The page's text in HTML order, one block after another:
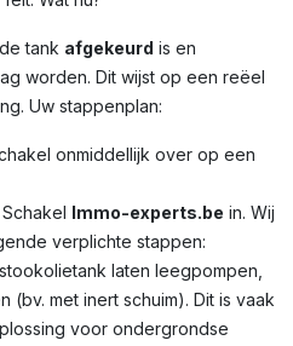
tank afgekeurd is en
worden. Dit wijst op een reëel
Uw stappenplan:
onmiddellijk over op een
Schakel Immo-experts.be in. Wij
verplichte stappen:
laten leegpompen,
(bv. met inert schuim). Dit is vaak
voor ondergrondse